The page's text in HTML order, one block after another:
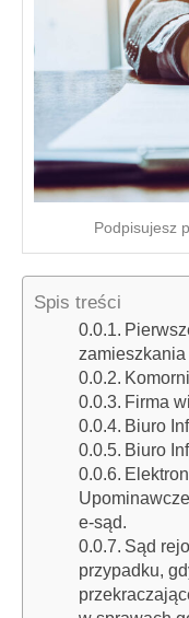
Podpisujesz
Spis treści
Firma
Biuro
Biuro
e-sąd.
Sąd
przypadku,